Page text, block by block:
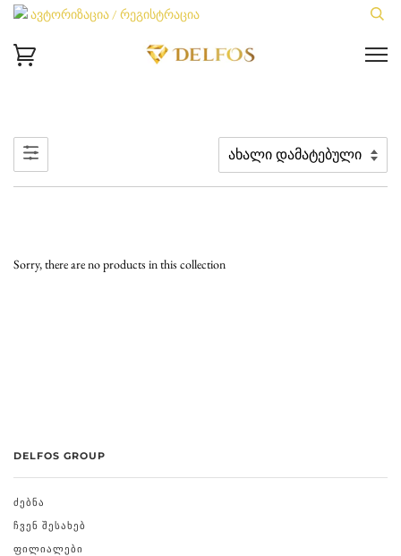
ავტორიზაცია / რეგისტრაცია
Sorry, there are no products in this collection
DELFOS GROUP
ᲫᲔᲑᲜᲐ
ᲩᲕᲔᲜ ᲨᲔᲡᲐᲮᲔᲑ
ᲤᲘᲚᲘᲐᲚᲔᲑᲘ